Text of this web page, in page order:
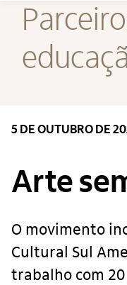
Institucional
Nossas ações
Editais
5 DE OUTUBRO DE
Arte
O movimento
Cultural Sul
trabalho com